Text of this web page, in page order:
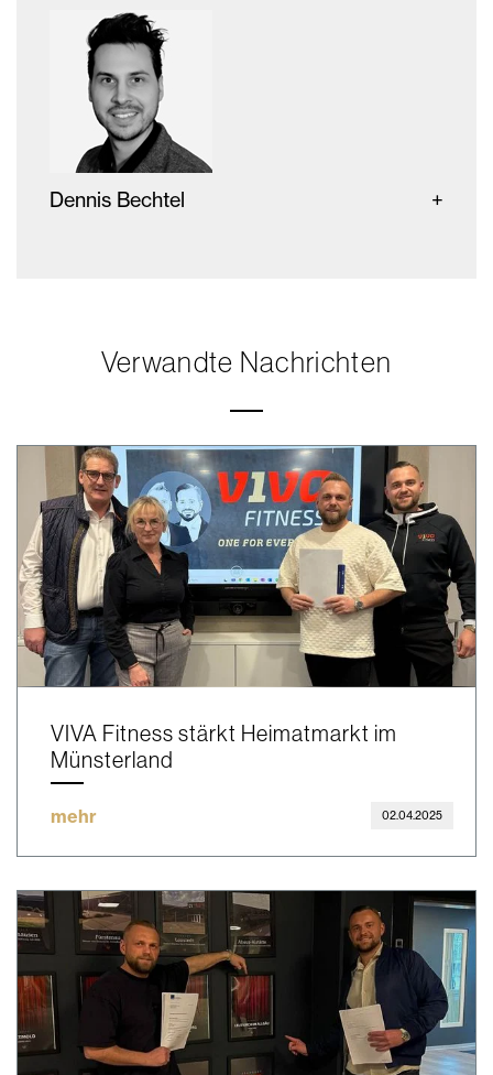
Dennis Bechtel
Verwandte Nachrichten
VIVA Fitness stärkt Heimatmarkt im
Münsterland
mehr 02.04.2025